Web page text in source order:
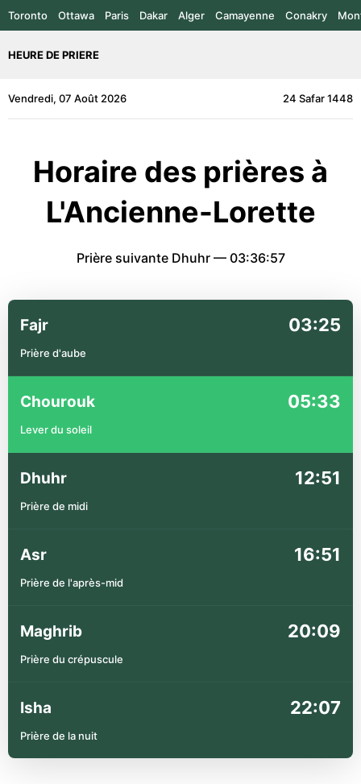
Toronto Ottawa Paris Dakar Alger Camayenne Conakry
HEURE DE PRIERE
Vendredi, 07 Août 2026 24 Safar 1448
Horaire des prières à
L'Ancienne-Lorette
Prière suivante Dhuhr — 03:36:57
Fajr 03:25
Prière d'aube
Chourouk 05:33
Lever du soleil
Dhuhr 12:51
Prière de midi
Asr 16:51
Prière de l'après-mid
Maghrib 20:09
Prière du crépuscule
Isha 22:07
Prière de la nuit